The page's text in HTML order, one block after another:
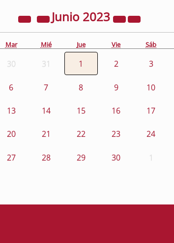
Junio 2023
Mar Mié Jue Vie Sáb
30 31 1 2 3
6 7 8 9 10
13 14 15 16 17
20 21 22 23 24
27 28 29 30 1